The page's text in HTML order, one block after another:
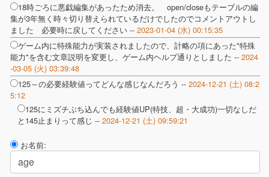
18時ごろに悪戯編集があったため消去。 open/closeもテーブルの編
集が3年無く時々切り替えられているだけでしたのでコメントアウトし
ました 必要時に戻してください -- 2023-01-04 (水) 00:15:35
ゲーム内に特殊能力が実装されましたので、計略の項にあった"特殊
能力"を含む文章説明を変更し、ゲーム内ヘルプ通りとしました -- 2024
-03-05 (火) 03:39:48
125～の必要経験値ってどんな感じなんだろう -- 2024-12-21 (土) 08:2
5:12
125にミズチぶち込んでも経験値UP(特技、超・大成功)一切なしだ
と145止まりって感じ -- 2024-12-21 (土) 09:59:21
お名前: